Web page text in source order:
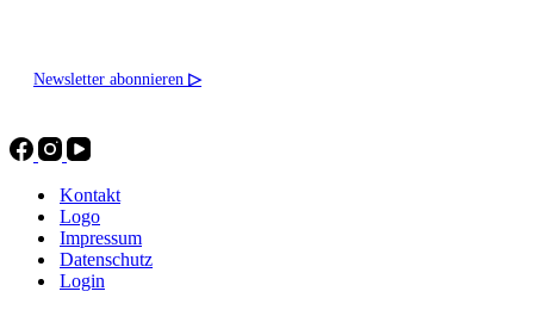
Newsletter abonnieren ▷
Kontakt
Logo
Impressum
Datenschutz
Login